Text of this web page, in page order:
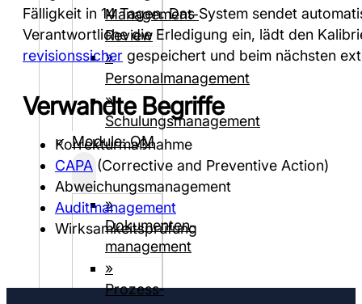
Management-
Review
»
Personalmanagement
»
Schulungsmanagement
Module: QM
»
Dokumenten­­
management
»
Prozess­
Fälligkeit in 14 Tagen. Das System sendet
Verantwortliche die Erledigung ein, lädt den
revisionssicher gespeichert und beim nächsten
Verwandte Begriffe
Korrekturmaßnahme
CAPA (Corrective and Preventive Action)
Abweichungsmanagement
Auditmanagement
Wirksamkeitsprüfung